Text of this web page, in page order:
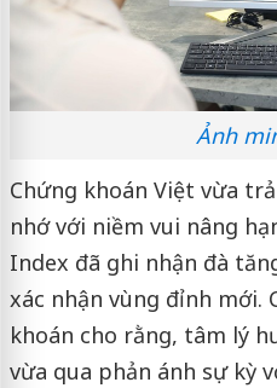
Ảnh
Chứng khoán Việt vừa
nhớ với niềm vui nâng
Index đã ghi nhận đà
xác nhận vùng đỉnh mới.
khoán cho rằng, tâm lý
vừa qua phản ánh sự kỳ